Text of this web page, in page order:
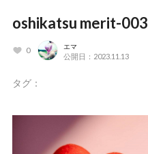
oshikatsu merit-003
0 エマ
公開日：2023.11.13
タグ：